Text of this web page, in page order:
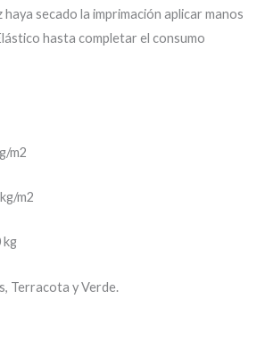
haya secado la imprimación aplicar manos
hasta completar el consumo
m2
m2
kg
Terracota y Verde.